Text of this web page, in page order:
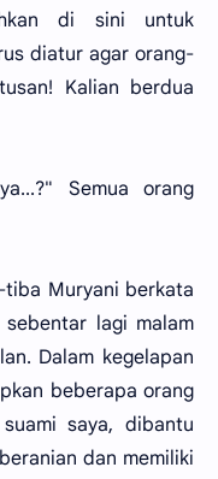
di sini untuk
diatur agar orang-
Kalian berdua
Semua orang
Muryani berkata
lagi malam
Dalam kegelapan
beberapa orang
saya, dibantu
dan memiliki